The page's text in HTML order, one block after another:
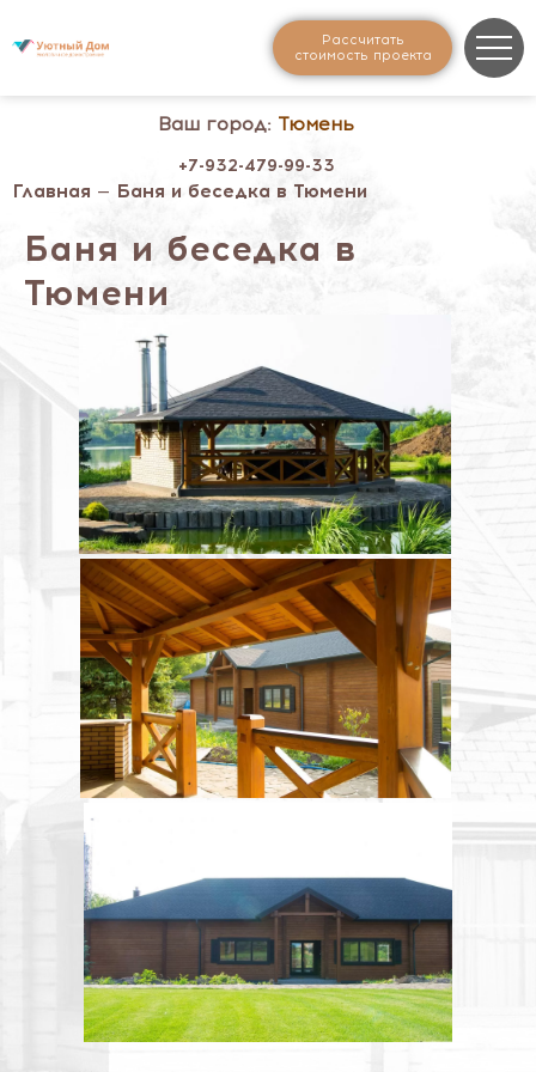
Рассчитать
стоимость проекта
Ваш город: Тюмень
+7-932-479-99-33
Главная — Баня и беседка в Тюмени
Баня и беседка в
Тюмени